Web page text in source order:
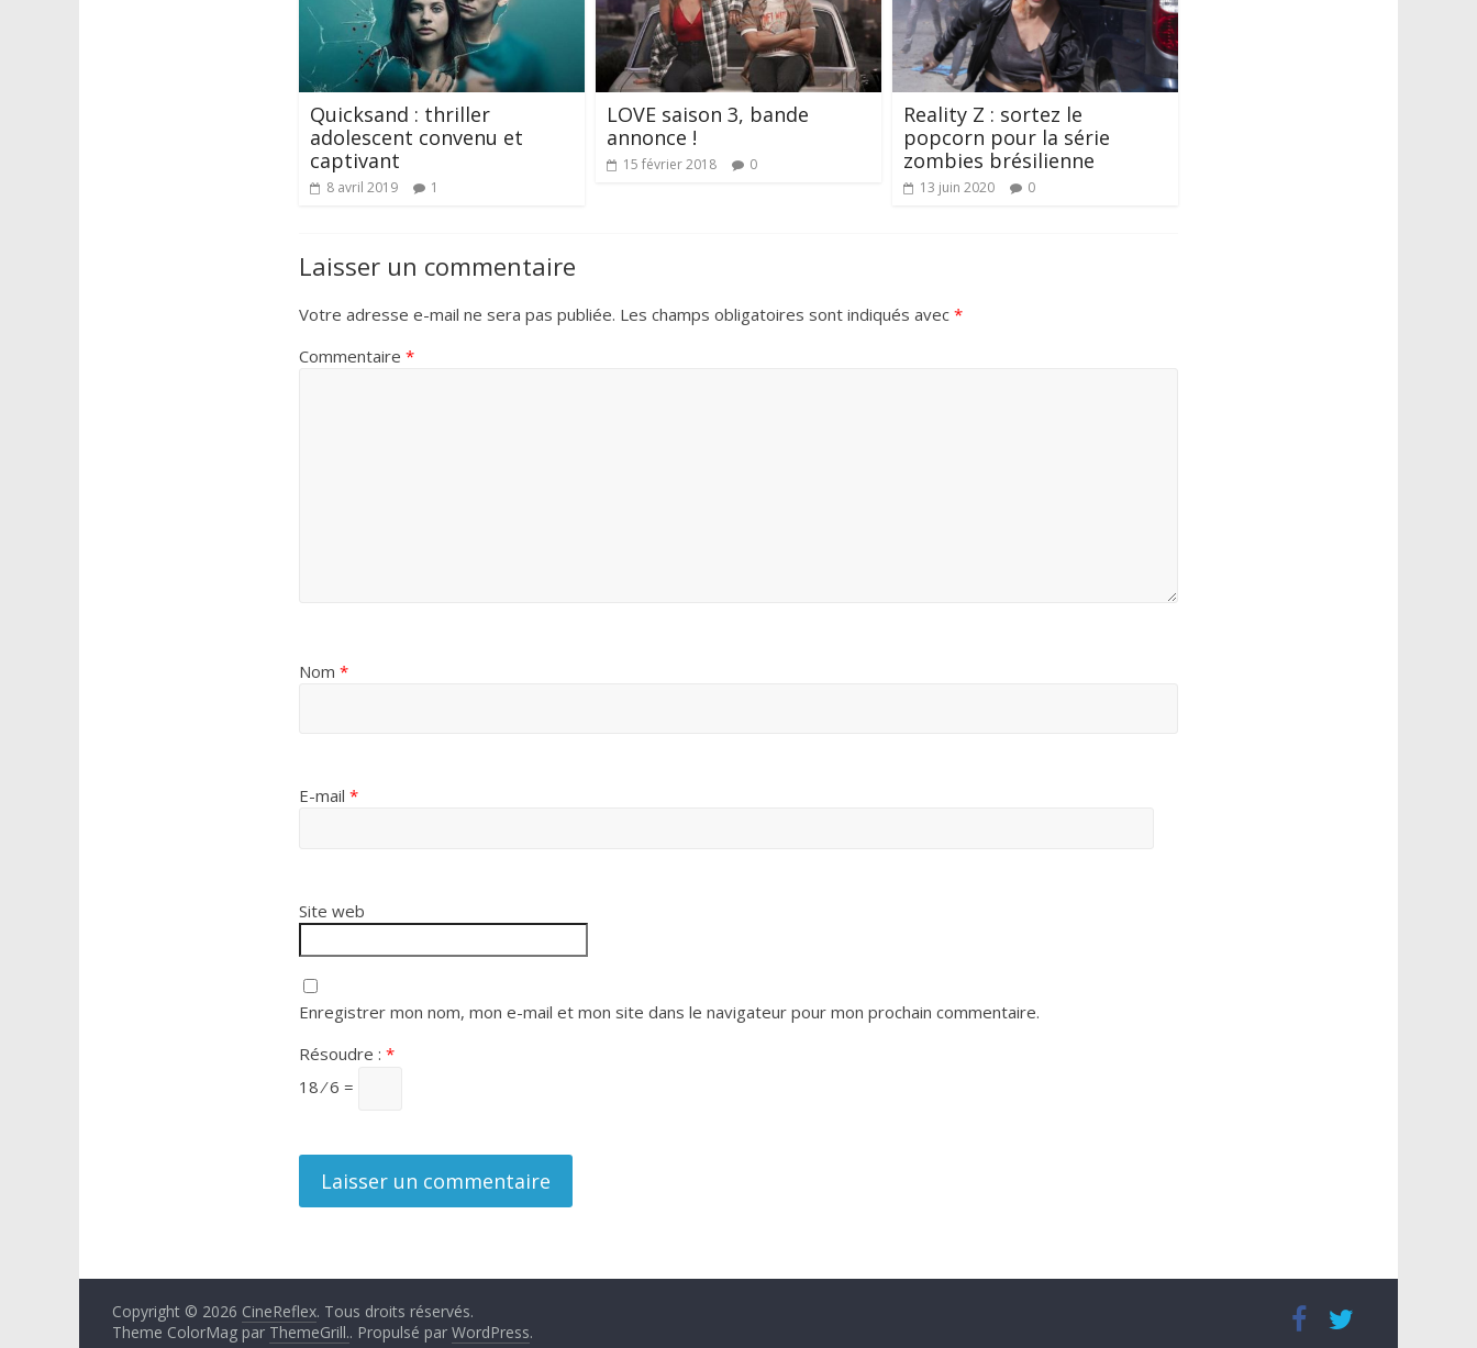
Quicksand : thriller
adolescent convenu et
captivant
8 avril 2019 1
LOVE saison 3, bande
annonce !
15 février 2018 0
Reality Z : sortez le
popcorn pour la série
zombies brésilienne
13 juin 2020 0
Laisser un commentaire
Votre adresse e-mail ne sera pas publiée. Les champs obligatoires sont indiqués avec *
Commentaire *
Nom *
E-mail *
Site web
Enregistrer mon nom, mon e-mail et mon site dans le navigateur pour mon prochain commentaire.
Résoudre : *
18 ⁄ 6 =
Copyright © 2026 CineReflex. Tous droits réservés.
Theme ColorMag par ThemeGrill.. Propulsé par WordPress.